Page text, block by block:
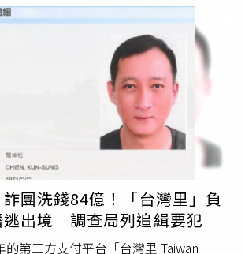
制出境出海，其餘周姓等五名共犯，分別
不等金額交保。檢調指出，本案關鍵線
情資，調查發現，太子集團透過名為
的空殼公司，與帛琉人士Rose
作，以興建高級度假村為名義，成功取
島（Ngerbelas Island）長達99年的土地
疑似偏離觀光投資本意，相關營運事務由
蕾絢3人負責，檢方懷疑其協助處理金流
洗錢行為。其中王姓女子目前仍滯留境外
則已訊後交保。北檢強調，太子集團疑
外、資金流向複雜的特性，掩護跨國網
，目前全案已羈押8人，後續將持續向
釐清是否仍有幕後金主或其他跨境共
團洗錢84億！「台灣里」負
逃出境 調查局列追緝要犯
第三方支付平台「台灣里 Taiwan